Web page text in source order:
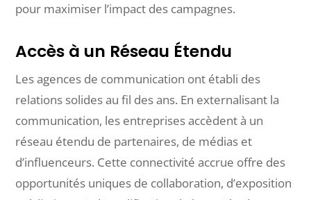
pour maximiser l’impact des campagnes.
Accès à un Réseau Étendu
Les agences de communication ont établi des
relations solides au fil des ans. En externalisant la
communication, les entreprises accèdent à un
réseau étendu de partenaires, de médias et
d’influenceurs. Cette connectivité accrue offre des
opportunités uniques de collaboration, d’exposition